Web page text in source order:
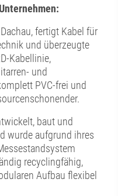
fertigt Kabel für
und überzeugte
Kabellinie,
und
PVC-frei und
baut und
wurde aufgrund ihres
recyclingfähig,
Aufbau flexibel